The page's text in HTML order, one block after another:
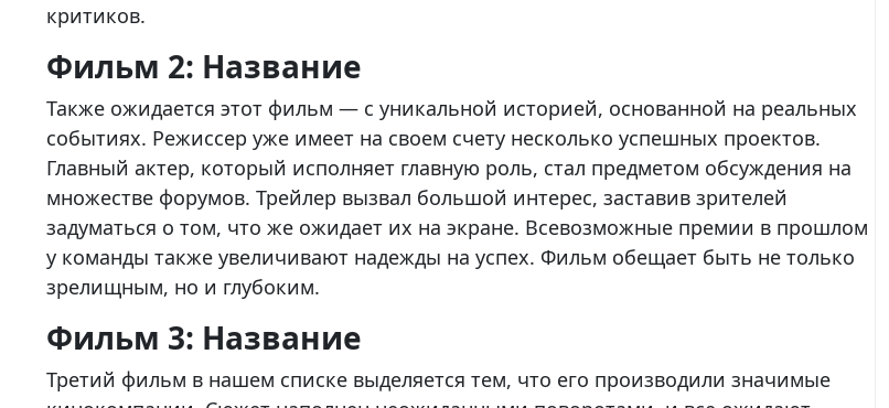
критиков.
Фильм 2: Название
Также ожидается этот фильм — с уникальной историей, основанной на реальных
событиях. Режиссер уже имеет на своем счету несколько успешных проектов.
Главный актер, который исполняет главную роль, стал предметом обсуждения на
множестве форумов. Трейлер вызвал большой интерес, заставив зрителей
задуматься о том, что же ожидает их на экране. Всевозможные премии в прошлом
у команды также увеличивают надежды на успех. Фильм обещает быть не только
зрелищным, но и глубоким.
Фильм 3: Название
Третий фильм в нашем списке выделяется тем, что его производили значимые